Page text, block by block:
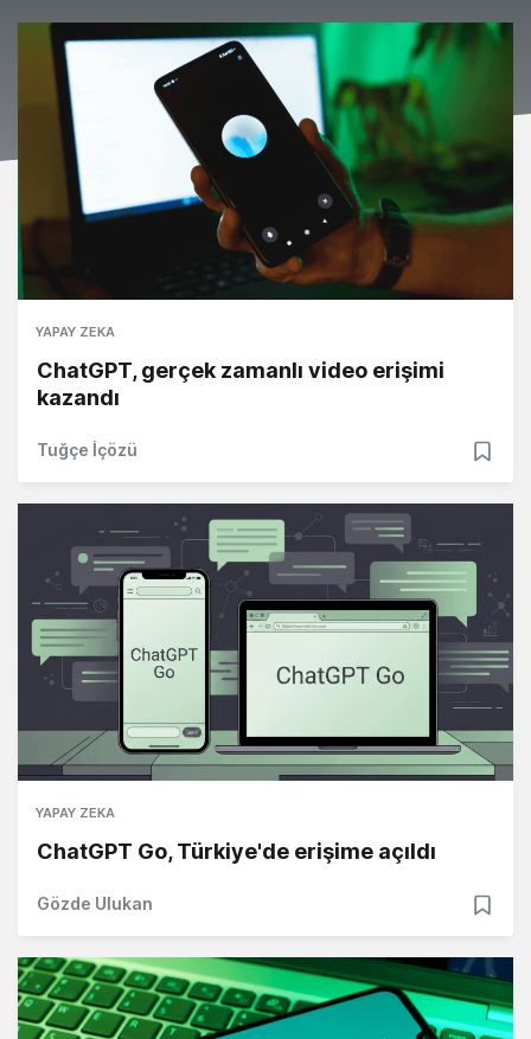
YAPAY ZEKA
ChatGPT, gerçek zamanlı video erişimi
kazandı
Tuğçe İçözü
YAPAY ZEKA
ChatGPT Go, Türkiye'de erişime açıldı
Gözde Ulukan